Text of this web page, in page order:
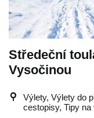
Středeční
Vysočinou
Výlety, Výlety do
cestopisy, Tipy na